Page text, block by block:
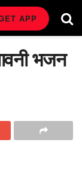
APP
भजन